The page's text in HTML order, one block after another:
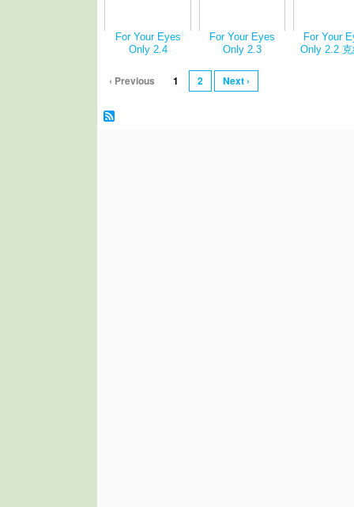
For Your Eyes
Only 2.4
For Your Eyes
Only 2.3
For Your
Only 2.2
‹ Previous 1 2 Next ›